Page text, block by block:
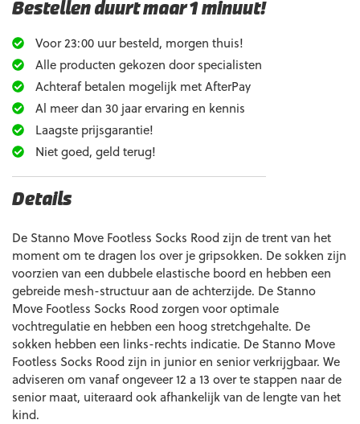
Bestellen duurt maar 1 minuut!
Voor 23:00 uur besteld, morgen thuis!
Alle producten gekozen door specialisten
Achteraf betalen mogelijk met AfterPay
Al meer dan 30 jaar ervaring en kennis
Laagste prijsgarantie!
Niet goed, geld terug!
Details
De Stanno Move Footless Socks Rood zijn de trent van het
moment om te dragen los over je gripsokken. De sokken zijn
voorzien van een dubbele elastische boord en hebben een
gebreide mesh-structuur aan de achterzijde. De Stanno
Move Footless Socks Rood zorgen voor optimale
vochtregulatie en hebben een hoog stretchgehalte. De
sokken hebben een links-rechts indicatie. De Stanno Move
Footless Socks Rood zijn in junior en senior verkrijgbaar. We
adviseren om vanaf ongeveer 12 a 13 over te stappen naar de
senior maat, uiteraard ook afhankelijk van de lengte van het
kind.